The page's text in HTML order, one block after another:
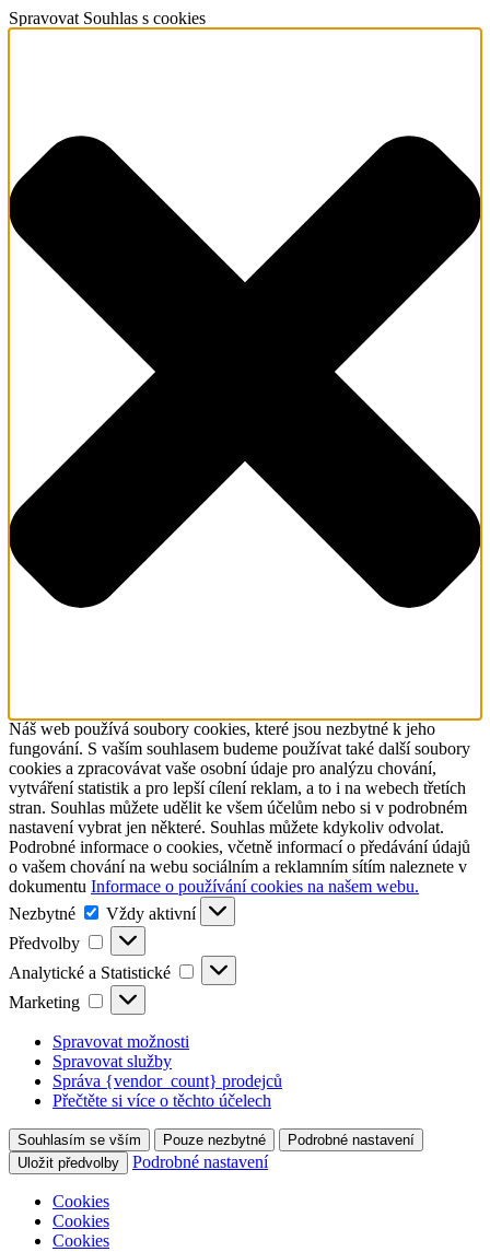
Spravovat Souhlas s cookies
Náš web používá soubory cookies, které jsou nezbytné k jeho
fungování. S vaším souhlasem budeme používat také další soubory
cookies a zpracovávat vaše osobní údaje pro analýzu chování,
vytváření statistik a pro lepší cílení reklam, a to i na webech třetích
stran. Souhlas můžete udělit ke všem účelům nebo si v podrobném
nastavení vybrat jen některé. Souhlas můžete kdykoliv odvolat.
Podrobné informace o cookies, včetně informací o předávání údajů
o vašem chování na webu sociálním a reklamním sítím naleznete v
dokumentu Informace o používání cookies na našem webu.
Nezbytné
Nezbytné
Vždy aktivní
Předvolby
Předvolby
Analytické a Statistické
Analytické
a
Marketing Marketing
Spravovat možnosti
Spravovat služby
Správa {vendor_count} prodejců
Přečtěte si více o těchto účelech
Souhlasím se vším Pouze nezbytné
Podrobné nastavení
Uložit předvolby
Podrobné nastavení
Cookies
Cookies
Cookies